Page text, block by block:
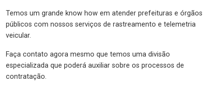
Temos um grande know how em atender prefeituras e órgãos
públicos com nossos serviços de rastreamento e telemetria
veicular.
Faça contato agora mesmo que temos uma divisão
especializada que poderá auxiliar sobre os processos de
contratação.